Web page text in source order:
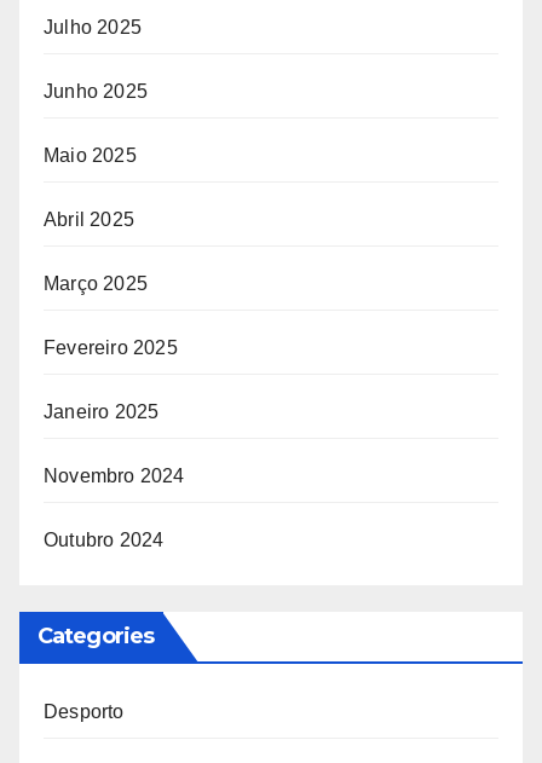
Julho 2025
Junho 2025
Maio 2025
Abril 2025
Março 2025
Fevereiro 2025
Janeiro 2025
Novembro 2024
Outubro 2024
Categories
Desporto